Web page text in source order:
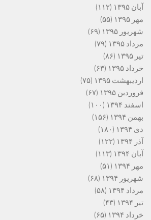
آبان ۱۳۹۵
(۱۱۲)
مهر ۱۳۹۵
(۵۵)
شهریور ۱۳۹۵
(۶۹)
مرداد ۱۳۹۵
(۷۹)
تیر ۱۳۹۵
(۸۶)
خرداد ۱۳۹۵
(۶۳)
اردیبهشت ۱۳۹۵
(۷۵)
فروردین ۱۳۹۵
(۶۷)
اسفند ۱۳۹۴
(۱۰۰)
بهمن ۱۳۹۴
(۱۵۶)
دی ۱۳۹۴
(۱۸۰)
آذر ۱۳۹۴
(۱۲۲)
آبان ۱۳۹۴
(۱۱۳)
مهر ۱۳۹۴
(۵۱)
شهریور ۱۳۹۴
(۶۸)
مرداد ۱۳۹۴
(۵۸)
تیر ۱۳۹۴
(۴۳)
خرداد ۱۳۹۴
(۶۵)